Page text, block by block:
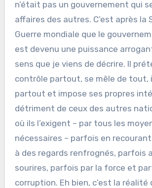
n’était pas un gouvernement qui
affaires des autres. C’est après la
Guerre mondiale que le
est devenu une puissance
sens que je viens de décrire. Il
contrôle partout, se mêle de tout,
partout et impose ses propres
détriment de ceux des autres
où ils l’exigent – par tous les
nécessaires – parfois en
à des regards renfrognés, parfois
sourires, parfois par la force et
corruption. Eh bien, c’est la